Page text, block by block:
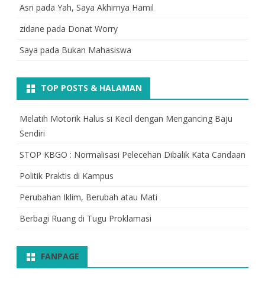
Asri pada Yah, Saya Akhirnya Hamil
zidane pada Donat Worry
Saya pada Bukan Mahasiswa
TOP POSTS & HALAMAN
Melatih Motorik Halus si Kecil dengan Mengancing Baju
Sendiri
STOP KBGO : Normalisasi Pelecehan Dibalik Kata Candaan
Politik Praktis di Kampus
Perubahan Iklim, Berubah atau Mati
Berbagi Ruang di Tugu Proklamasi
FANPAGE